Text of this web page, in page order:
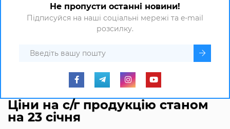
Не пропусти останні новини!
Підписуйся на наші соціальні мережі та e-mail
розсилку.
Ціни на с/г продукцію станом
на 23 січня